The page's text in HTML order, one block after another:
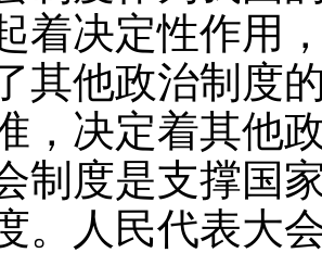
着决定性作用
其他政治制度
，决定着其他
制度是支撑国
。人民代表大